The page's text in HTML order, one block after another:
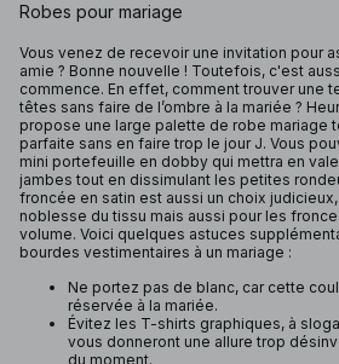
Robes pour mariage
Vous venez de recevoir une invitation pour
amie ? Bonne nouvelle ! Toutefois, c'est
commence. En effet, comment trouver une
têtes sans faire de l’ombre à la mariée ?
propose une large palette de robe mariage
parfaite sans en faire trop le jour J. Vous
mini portefeuille en dobby qui mettra en
jambes tout en dissimulant les petites
froncée en satin est aussi un choix
noblesse du tissu mais aussi pour les
volume. Voici quelques astuces
bourdes vestimentaires à un mariage :
Ne portez pas de blanc, car cette
réservée à la mariée.
Évitez les T-shirts graphiques, à
vous donneront une allure trop
du moment.